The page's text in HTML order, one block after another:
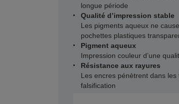
longue période
Qualité d’impression stable
Les pigments aqueux ne
pochettes plastiques
Pigment aqueux
Impression couleur d’une
Résistance aux rayures
Les encres pénètrent dans les
falsification